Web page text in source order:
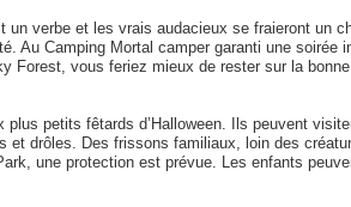
un verbe et les vrais audacieux se fraieront un
Au Camping Mortal camper garanti une soirée
Forest, vous feriez mieux de rester sur la
plus petits fêtards d’Halloween. Ils peuvent
et drôles. Des frissons familiaux, loin des
une protection est prévue. Les enfants